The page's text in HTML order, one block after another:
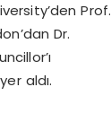
Prof.
Dr.
aldı.